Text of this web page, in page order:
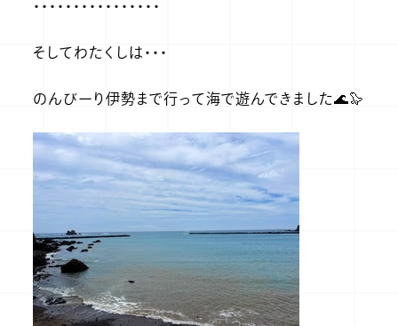
・・・・・・・・・・・・・・・・
そしてわたくしは・・・
のんびーり伊勢まで行って海で遊んできました🌊🦭